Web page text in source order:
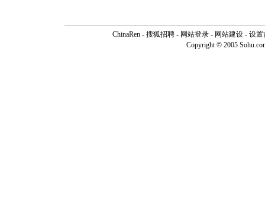
ChinaRen - 搜狐招聘 - 网站登录 - 网站建设 - 设置
Copyright © 2005